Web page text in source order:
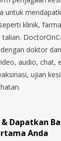
Blangah,
Bukit
Yio Chu
untuk
klinik,
doktor
audio, chat,
ujian
Dapatkan
Anda